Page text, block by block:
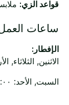
قواعد الزي:
ساعات
الإفطار:
الاثنين, الثلاثاء,
السبت, الأحد: ٧:٠٠ ص-١٠:٣٠ ص